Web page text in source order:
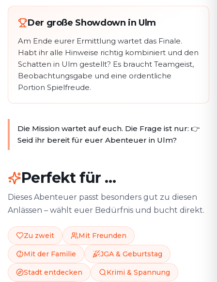
Der große Showdown in Ulm
Am Ende eurer Ermittlung wartet das Finale.
Habt ihr alle Hinweise richtig kombiniert und den
Schatten in Ulm gestellt? Es braucht Teamgeist,
Beobachtungsgabe und eine ordentliche
Portion Spielfreude.
Die Mission wartet auf euch. Die Frage ist nur: 👉
Seid ihr bereit für euer Abenteuer in Ulm?
Perfekt für …
Dieses Abenteuer passt besonders gut zu diesen
Anlässen – wählt euer Bedürfnis und bucht direkt.
Zu zweit Mit Freunden
Mit der Familie JGA & Geburtstag
Stadt entdecken Krimi & Spannung